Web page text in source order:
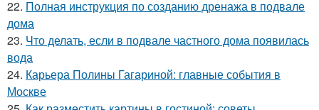
22. Полная инструкция по созданию дренажа в подвале
дома
23. Что делать, если в подвале частного дома появилась
вода
24. Карьера Полины Гагариной: главные события в
Москве